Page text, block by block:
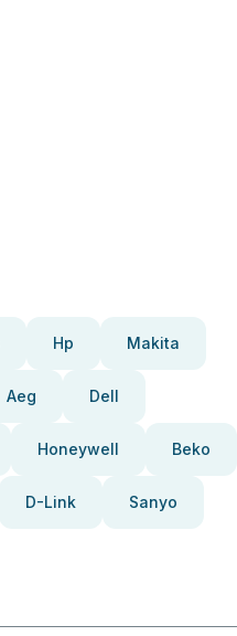
Hp Makita
Aeg Dell
Honeywell Beko
D-Link Sanyo